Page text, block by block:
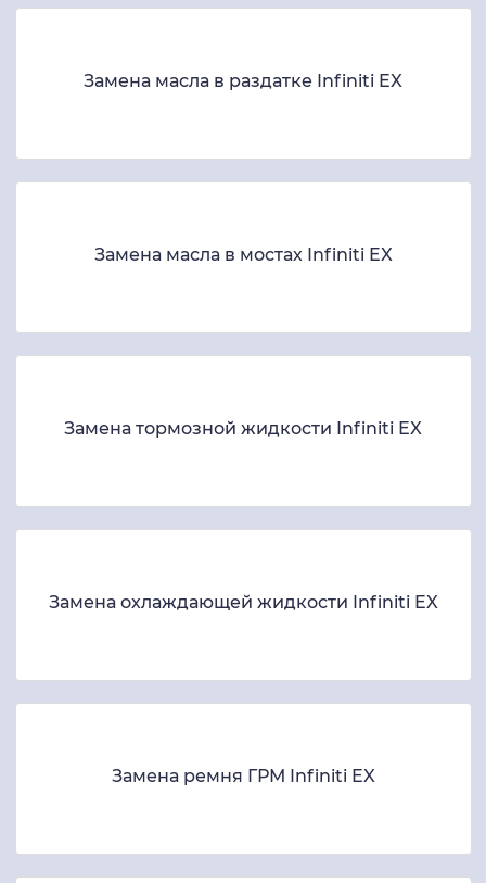
Замена масла в раздатке Infiniti EX
Замена масла в мостах Infiniti EX
Замена тормозной жидкости Infiniti EX
Замена охлаждающей жидкости Infiniti EX
Замена ремня ГРМ Infiniti EX